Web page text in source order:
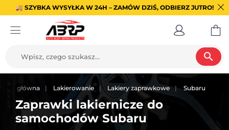
🚚 SZYBKA WYSYŁKA W 24H – ZAMÓW DZIŚ, ODBIERZ JUTRO!
search
główna Lakierowanie Lakiery zaprawkowe Subaru
Zaprawki lakiernicze do
samochodów Subaru